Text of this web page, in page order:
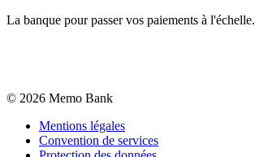
La banque pour passer vos paiements à l'échelle.
© 2026 Memo Bank
Mentions légales
Convention de services